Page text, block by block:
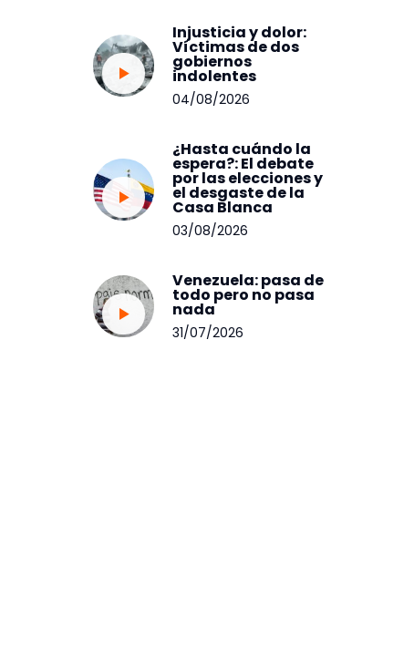
Injusticia y dolor:
Víctimas de dos
gobiernos
indolentes
04/08/2026
¿Hasta cuándo la
espera?: El debate
por las elecciones y
el desgaste de la
Casa Blanca
03/08/2026
Venezuela: pasa de
todo pero no pasa
nada
31/07/2026